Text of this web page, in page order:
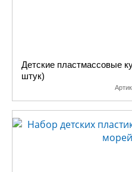
Детские пластмассовые
штук)